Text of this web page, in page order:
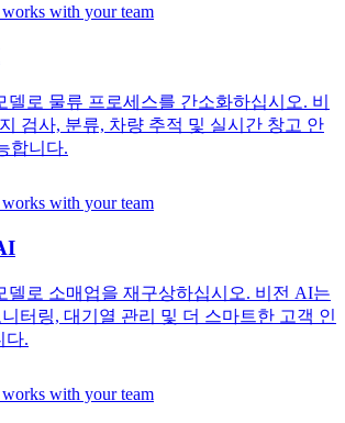
델로 물류 프로세스를 간소화하십시오. 비
검사, 분류, 차량 추적 및 실시간 창고 안
합니다.
델로 소매업을 재구상하십시오. 비전 AI는
터링, 대기열 관리 및 더 스마트한 고객 인
다.